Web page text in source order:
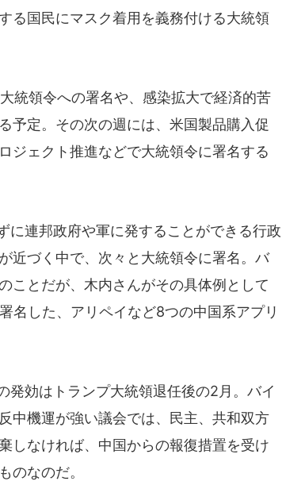
る国民にマスク着用を義務付ける大統領
統領令への署名や、感染拡大で経済的苦
予定。その次の週には、米国製品購入促
ジェクト推進などで大統領令に署名する
連邦政府や軍に発することができる行政
近づく中で、次々と大統領令に署名。バ
ことだが、木内さんがその具体例として
名した、アリペイなど8つの中国系アプリ
効はトランプ大統領退任後の2月。バイ
中機運が強い議会では、民主、共和双方
しなければ、中国からの報復措置を受け
のなのだ。